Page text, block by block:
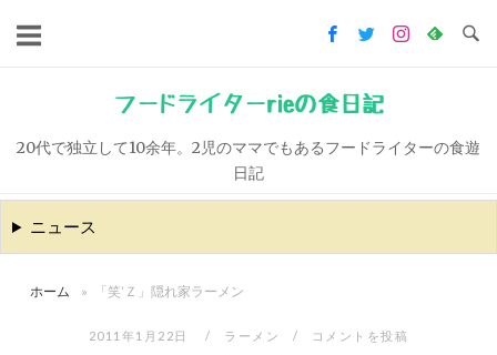
キ
ッ
フードライターrieの食日記
20代で独立して10余年。2児のママでもあるフードライターの食遊
日記
ニュース
ホーム » 「笑’Ｚ」隠れ家ラーメン
2011年1月22日 ラーメン コメントを投稿